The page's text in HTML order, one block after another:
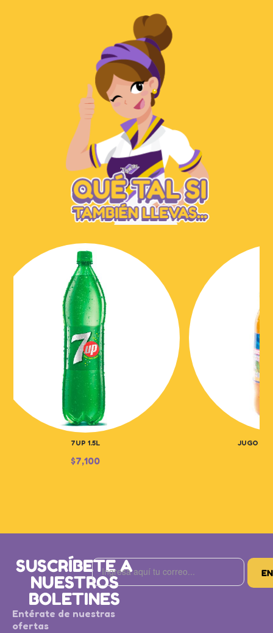
7UP 1.5L
$7,100
JUGO
SUSCRÍBETE A
NUESTROS
BOLETINES
Entérate de nuestras
ofertas